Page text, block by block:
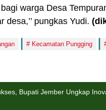
warga Desa
pungkas Yudi.
Kecamatan Pungging
Bupati Jember Ungkap